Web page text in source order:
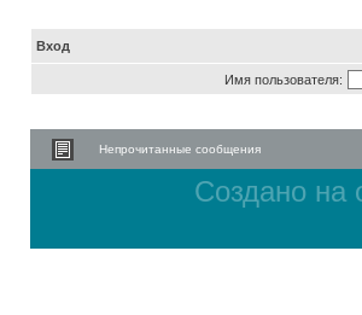
Вход
Имя пользователя:
Непрочитанные сообщения
Создано на